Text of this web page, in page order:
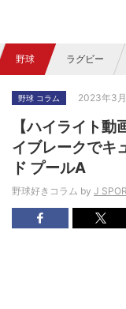
野球 ラグビー
野球 コラム 2023年3
【ハイライト
イブレークでキ
ド プールA
野球好きコラム by J